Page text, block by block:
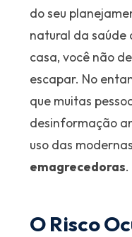
do seu
natural da saúde
casa, você não
escapar. No
que muitas
desinformação
uso das modernas
emagrecedoras.
O Risco